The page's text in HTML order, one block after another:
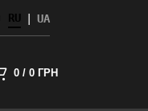
RU UA
0 / 0 ГРН